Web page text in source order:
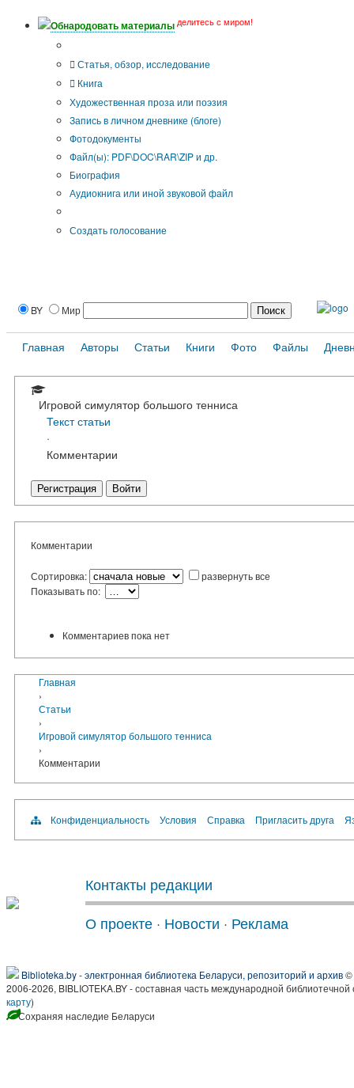
Обнародовать материалы делитесь с миром!
Статья, обзор, исследование
Книга
Художественная проза или поэзия
Запись в личном дневнике (блоге)
Фотодокументы
Файл(ы): PDF\DOC\RAR\ZIP и др.
Биография
Аудиокнига или иной звуковой файл
Создать голосование
BY Мир
Главная Авторы Статьи Книги Фото Файлы
Игровой симулятор большого тенниса
Текст статьи
·
Комментарии
Регистрация Войти
Комментарии
Сортировка:
развернуть все
Показывать по:
Комментариев пока нет
Главная
›
Статьи
›
Игровой симулятор большого тенниса
›
Комментарии
Конфиденциальность Условия Справка Пригласить друга
Контакты редакции
О проекте · Новости · Реклама
Biblioteka.by - электронная библиотека Беларуси, репозиторий и архив©
2006-2026, BIBLIOTEKA.BY - составная часть международной
карту)
Сохраняя наследие Беларуси